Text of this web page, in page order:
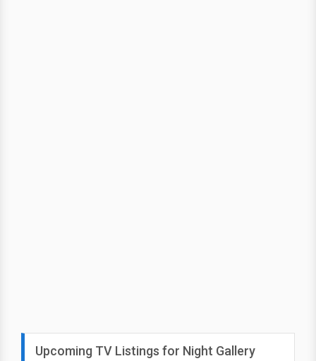
Upcoming TV Listings for Night Gallery